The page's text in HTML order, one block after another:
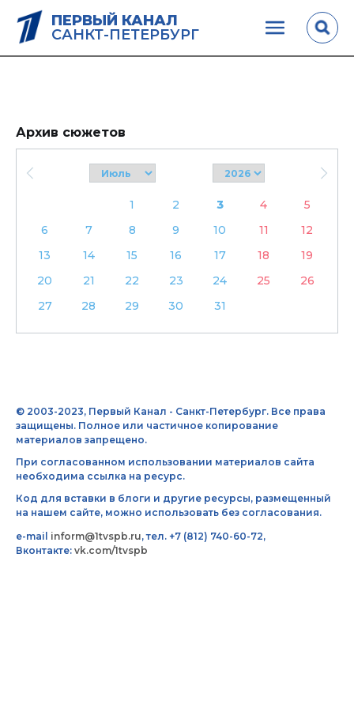
ПЕРВЫЙ КАНАЛ
САНКТ-ПЕТЕРБУРГ
Архив сюжетов
1 2 3 4
5
6
7 8 9 10 11
12
13
14 15 16 17 18
19
20
21 22 23 24 25
26
27
28 29 30 31
© 2003-2023, Первый Канал - Санкт-Петербург. Все права
защищены. Полное или частичное копирование
материалов запрещено.
При согласованном использовании материалов сайта
необходима ссылка на ресурс.
Код для вставки в блоги и другие ресурсы, размещенный
на нашем сайте, можно использовать без согласования.
e-mail inform@1tvspb.ru, тел. +7 (812) 740-60-72,
Вконтакте: vk.com/1tvspb